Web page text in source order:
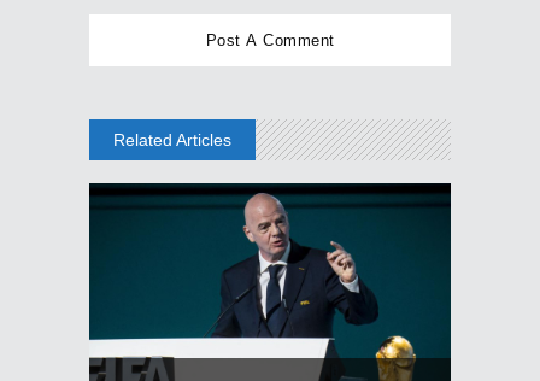
Related Articles